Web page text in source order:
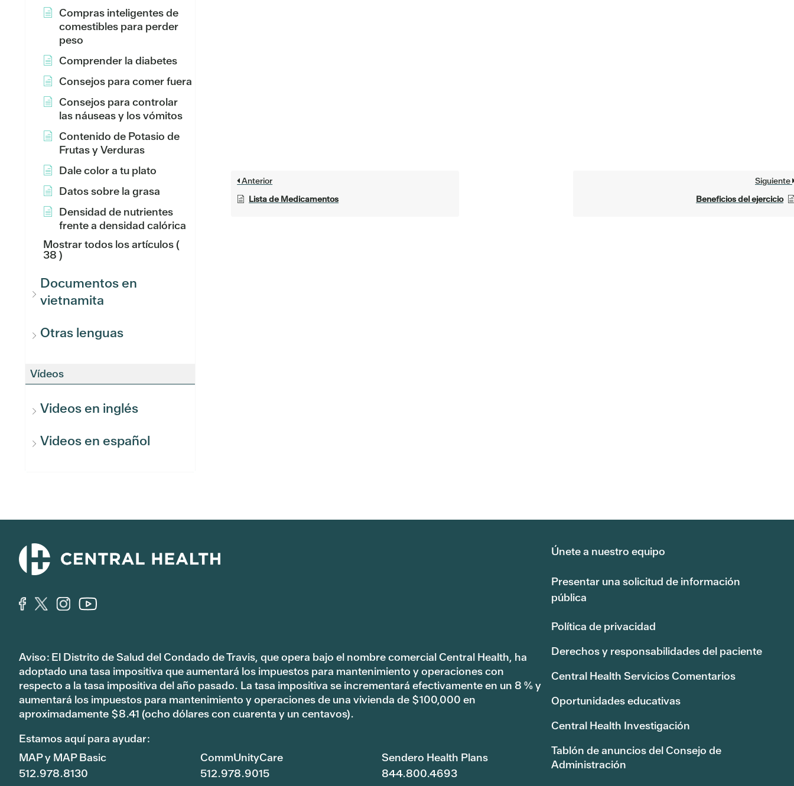
Compras inteligentes de
comestibles para perder
peso
Comprender la diabetes
Consejos para comer fuera
Consejos para controlar
las náuseas y los vómitos
Contenido de Potasio de
Frutas y Verduras
Dale color a tu plato
Datos sobre la grasa
Densidad de nutrientes
frente a densidad calórica
Mostrar todos los artículos(
38 )
Documentos en
vietnamita
Otras lenguas
Vídeos
Videos en inglés
Videos en español
Anterior
Lista de Medicamentos
Siguiente
Beneficios del ejercicio
Aviso: El Distrito de Salud del Condado de Travis, que opera bajo el nombre comercial Central Health, ha
adoptado una tasa impositiva que aumentará los impuestos para mantenimiento y operaciones con
respecto a la tasa impositiva del año pasado. La tasa impositiva se incrementará efectivamente en un 8 % y
aumentará los impuestos para mantenimiento y operaciones de una vivienda de $100,000 en
aproximadamente $8.41 (ocho dólares con cuarenta y un centavos).
Estamos aquí para ayudar:
MAP y MAP Basic
512.978.8130
CommUnityCare
512.978.9015
Sendero Health Plans
844.800.4693
Únete a nuestro equipo
Presentar una solicitud de información
pública
Política de privacidad
Derechos y responsabilidades del paciente
Central Health Servicios Comentarios
Oportunidades educativas
Central Health Investigación
Tablón de anuncios del Consejo de
Administración